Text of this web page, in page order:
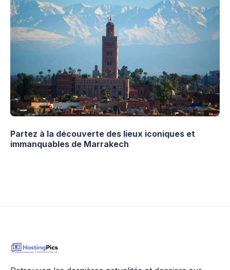
Partez à la découverte des lieux iconiques et
immanquables de Marrakech